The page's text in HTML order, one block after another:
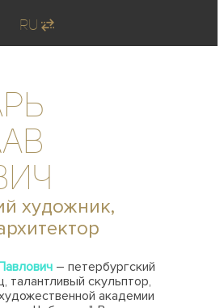
RU
художник,
– петербургский
талантливый скульптор,
академии